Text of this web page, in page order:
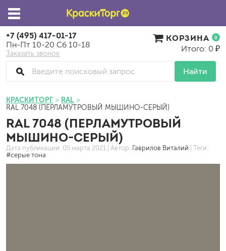
+7 (495) 417-01-17
Пн-Пт 10-20 Сб 10-18
Заказать звонок
Найти
КОРЗИНА 0
Итого: 0 ₽
КРАСКИТОРГ RAL
RAL 7048 (ПЕРЛАМУТРОВЫЙ МЫШИНО-СЕРЫЙ)
RAL 7048 (ПЕРЛАМУТРОВЫЙ
МЫШИНО-СЕРЫЙ)
Дата публикации: 05 марта 2021 | Автор: Гаврилов Виталий | Теги:
#серые тона